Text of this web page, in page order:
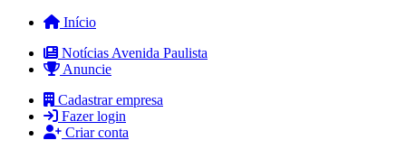
Início
Notícias Avenida Paulista
Anuncie
Cadastrar empresa
Fazer login
Criar conta